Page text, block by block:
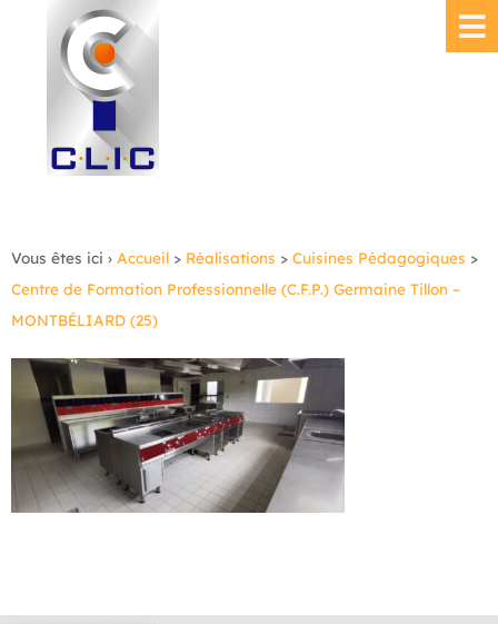
Vous êtes ici › Accueil > Réalisations > Cuisines Pédagogiques >
Centre de Formation Professionnelle (C.F.P.) Germaine Tillon –
MONTBÉLIARD (25)